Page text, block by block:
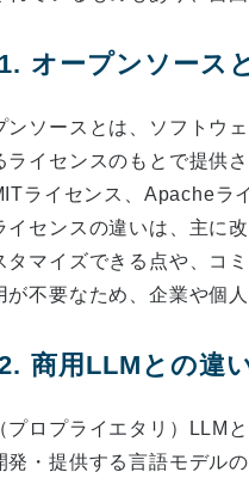
オープンソース
ンソースとは、ソフトウ
ライセンスのもとで提供
ライセンス、Apacheラ
イセンスの違いは、主に
タマイズできる点や、コ
が不要なため、企業や個
商用LLMとの違
プロプライエタリ）LLM
発・提供する言語モデル